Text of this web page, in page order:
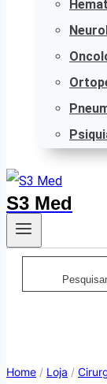
S3 Med
Home / Loja /